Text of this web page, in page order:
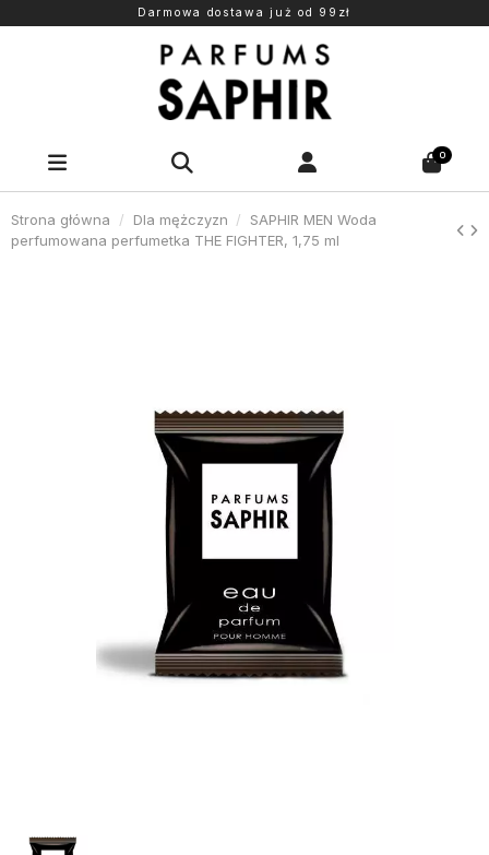
Darmowa dostawa już od 99zł
0
Strona główna Dla mężczyzn
SAPHIR MEN Woda
perfumowana perfumetka THE FIGHTER, 1,75 ml